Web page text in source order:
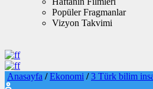
Popüler Fragmanlar
Vizyon Takvimi
Anasayfa / Ekonomi / 3 Türk bilim